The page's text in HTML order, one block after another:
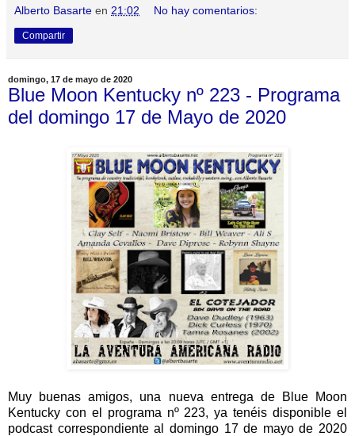
Alberto Basarte en 21:02 No hay comentarios:
Compartir
domingo, 17 de mayo de 2020
Blue Moon Kentucky nº 223 - Programa
del domingo 17 de Mayo de 2020
Muy buenas amigos, una nueva entrega de Blue Moon
Kentucky con el programa nº 223, ya tenéis disponible el
podcast correspondiente al domingo 17 de mayo de 2020